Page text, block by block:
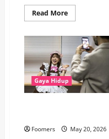
Read MoreRead
more
Kesalahan
Perawatan
Kulit
Eksim
Anak
yang
Sering
Tidak
Disadari
Gaya Hidup
Foomers May 20, 2026